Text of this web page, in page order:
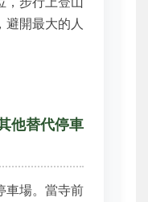
避開最大的人
他替代停車
車場。當寺前